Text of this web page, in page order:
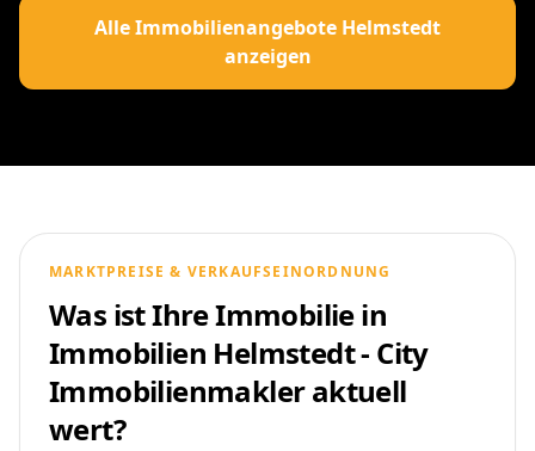
Alle Immobilienangebote Helmstedt
anzeigen
MARKTPREISE & VERKAUFSEINORDNUNG
Was ist Ihre Immobilie in
Immobilien Helmstedt - City
Immobilienmakler aktuell
wert?